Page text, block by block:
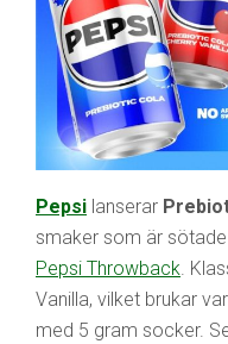
Pepsi lanserar
smaker som är
Pepsi Throwback.
Vanilla, vilket brukar
med 5 gram socker.